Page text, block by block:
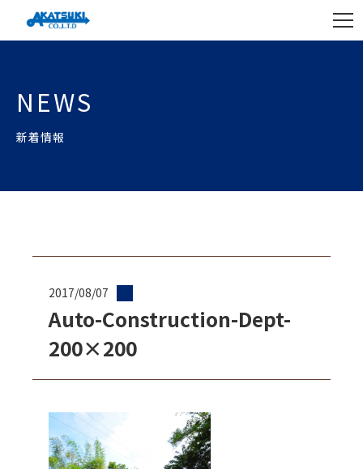
NEWS
新着情報
2017/08/07
Auto-Construction-Dept-
200×200